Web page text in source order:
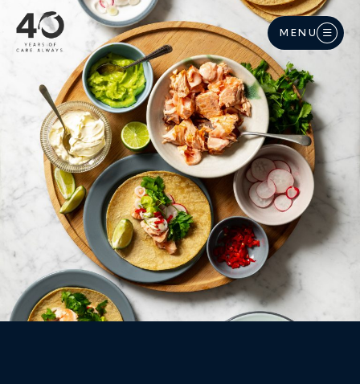
Langkau ke kandungan utama
MENU